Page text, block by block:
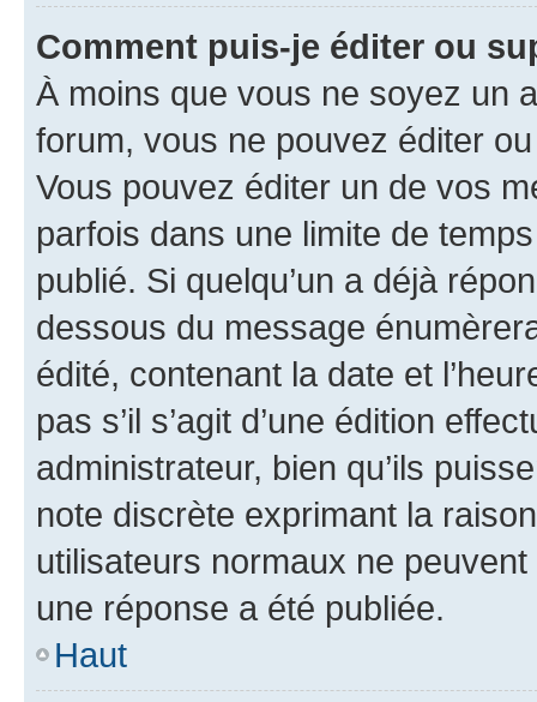
Comment puis-je éditer ou
À moins que vous ne soyez un
forum, vous ne pouvez éditer
Vous pouvez éditer un de vos
parfois dans une limite de
publié. Si quelqu’un a déjà
dessous du message
édité, contenant la date et
pas s’il s’agit d’une édition
administrateur, bien qu’ils
note discrète exprimant la
utilisateurs normaux ne
une réponse a été publiée.
Haut